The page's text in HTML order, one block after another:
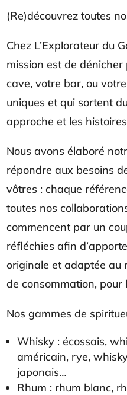
(Re)découvrez toutes
Chez L’Explorateur du
mission est de
cave, votre bar, ou
uniques et qui sortent
approche et les
Nous avons élaboré
répondre aux besoins
vôtres : chaque
toutes nos
commencent par un
réfléchies afin
originale et adaptée au
de consommation, pour
Nos gammes de
Whisky : écossais,
américain, rye,
japonais…
Rhum : rhum blanc,